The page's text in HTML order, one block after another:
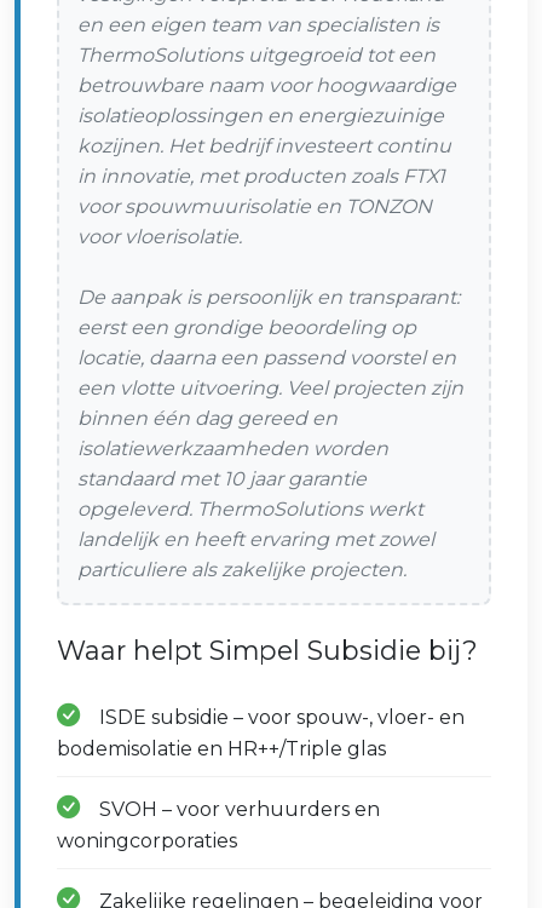
en een eigen team van specialisten is
ThermoSolutions uitgegroeid tot een
betrouwbare naam voor hoogwaardige
isolatieoplossingen en energiezuinige
kozijnen. Het bedrijf investeert continu
in innovatie, met producten zoals FTX1
voor spouwmuurisolatie en TONZON
voor vloerisolatie.
De aanpak is persoonlijk en transparant:
eerst een grondige beoordeling op
locatie, daarna een passend voorstel en
een vlotte uitvoering. Veel projecten zijn
binnen één dag gereed en
isolatiewerkzaamheden worden
standaard met 10 jaar garantie
opgeleverd. ThermoSolutions werkt
landelijk en heeft ervaring met zowel
particuliere als zakelijke projecten.
Waar helpt Simpel Subsidie bij?
ISDE subsidie – voor spouw-, vloer- en
bodemisolatie en HR++/Triple glas
SVOH – voor verhuurders en
woningcorporaties
Zakelijke regelingen – begeleiding voor